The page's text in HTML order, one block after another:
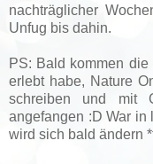
nachträglicher
Unfug bis dahin.
PS: Bald kommen
erlebt habe, Nature
schreiben und mit
angefangen :D War in
wird sich bald ändern